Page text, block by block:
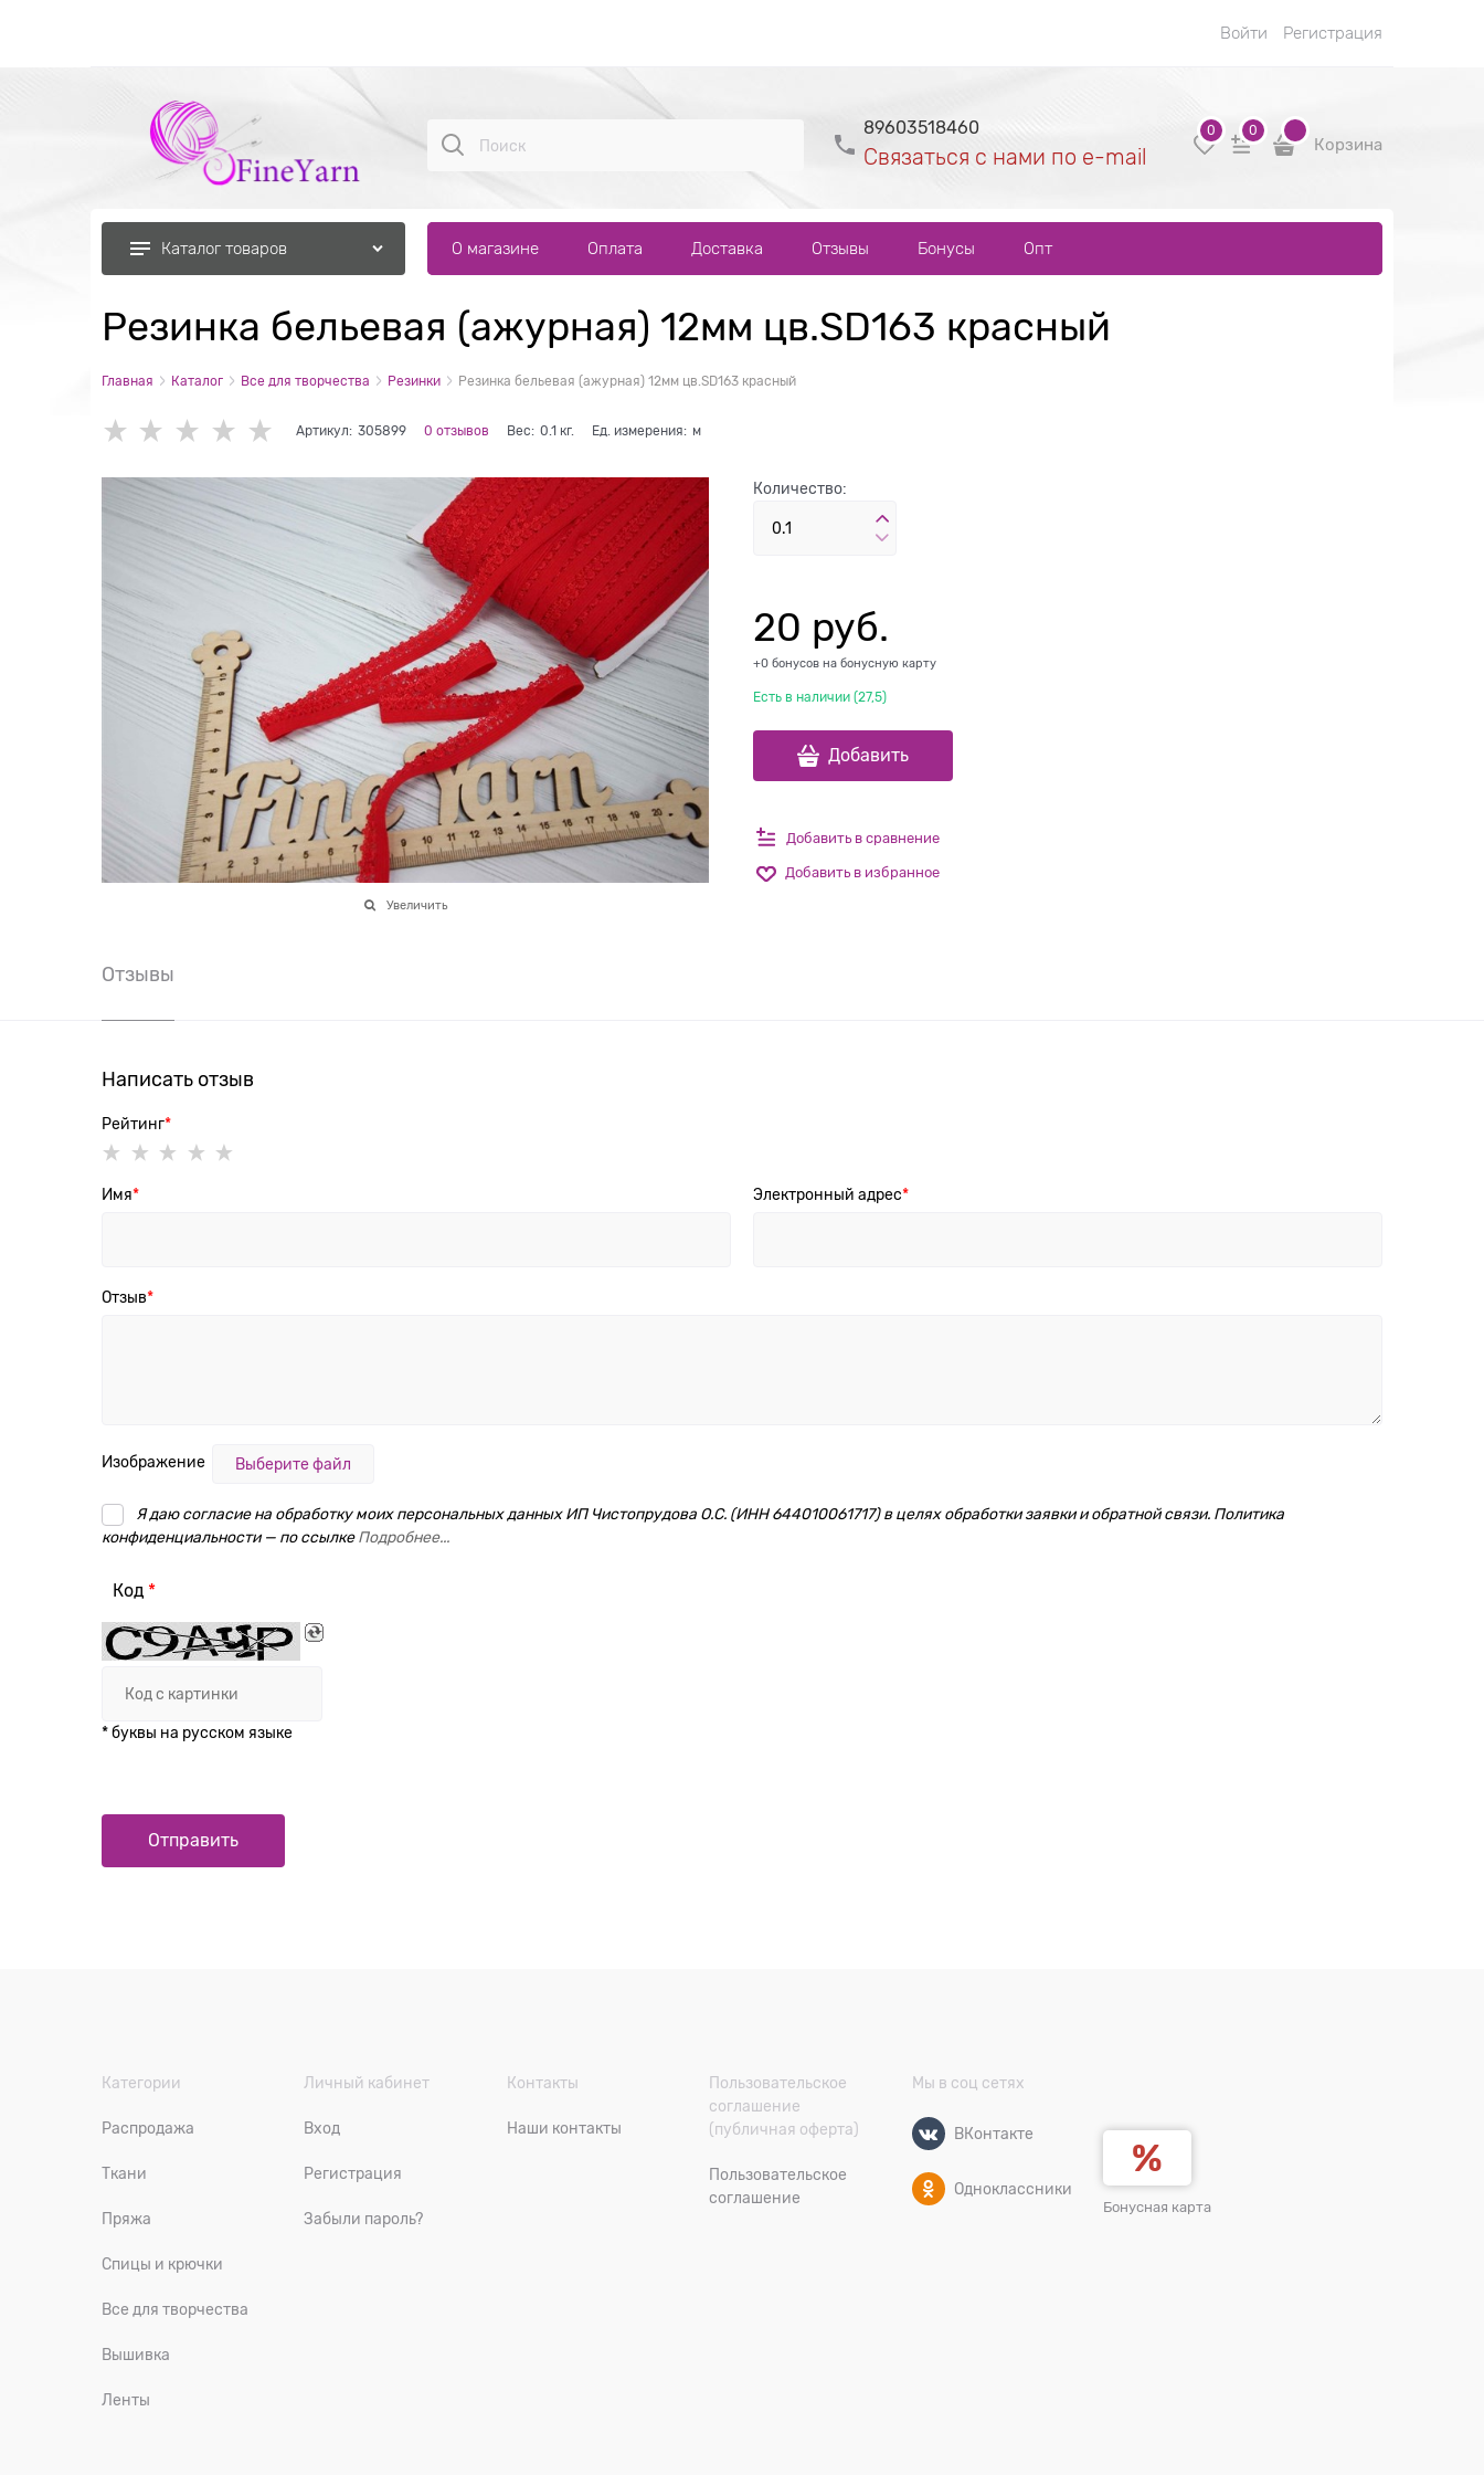
Войти Регистрация
89603518460
Связаться с нами по e-mail
0 0
Корзина
Каталог товаров О магазине Оплата Доставка Отзывы Бонусы Опт
Резинка бельевая (ажурная) 12мм цв.SD163 красный
Главная Каталог Все для творчества Резинки Резинка бельевая (ажурная) 12мм цв.SD163 красный
Артикул: 305899 0 отзывов Вес: 0.1 кг. Ед. измерения: м
Увеличить
Количество:
20 руб.
+0 бонусов на бонусную карту
Есть в наличии (27,5)
Добавить
Добавить в сравнение
Добавить в избранное
Отзывы
Написать отзыв
Рейтинг
Имя Электронный адрес
Отзыв
Изображение Выберите файл
Я даю согласие на обработку моих персональных данных ИП Чистопрудова О.С. (ИНН 644010061717) в целях обработки заявки и обратной связи. Политика
конфиденциальности — по ссылкеПодробнее...
Код
* буквы на русском языке
Категории
Распродажа
Ткани
Пряжа
Спицы и крючки
Все для творчества
Вышивка
Ленты
Личный кабинет
Вход
Регистрация
Забыли пароль?
Контакты
Наши контакты
Пользовательское
соглашение
(публичная оферта)
Пользовательское
соглашение
Мы в соц сетях
ВКонтакте
Одноклассники
Бонусная карта